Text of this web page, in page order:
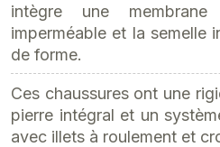
intègre une
imperméable et la semelle
de forme.
Ces chaussures ont une
pierre intégral et un
avec illets à roulement et